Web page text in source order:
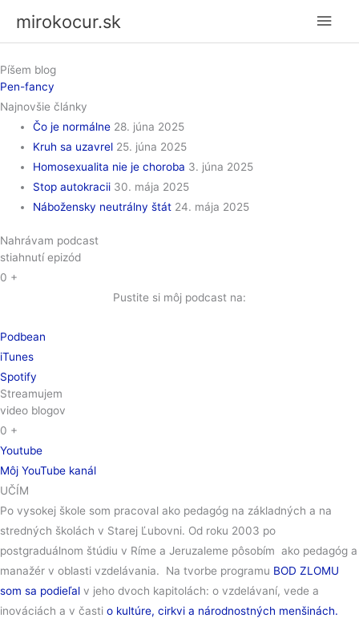
mirokocur.sk
Píšem blog
Pen-fancy
Najnovšie články
Čo je normálne 28. júna 2025
Kruh sa uzavrel 25. júna 2025
Homosexualita nie je choroba 3. júna 2025
Stop autokracii 30. mája 2025
Nábožensky neutrálny štát 24. mája 2025
Nahrávam podcast
stiahnutí epizód
0 +
Pustite si môj podcast na:
Podbean
iTunes
Spotify
Streamujem
video blogov
0 +
Youtube
Môj YouTube kanál
UČÍM
Po vysokej škole som pracoval ako pedagóg na základných a na
stredných školách v Starej Ľubovni. Od roku 2003 po
postgraduálnom štúdiu v Ríme a Jeruzaleme pôsobím ako pedagóg a
manažér v oblasti vzdelávania. Na tvorbe programu BOD ZLOMU
som sa podieľal v jeho dvoch kapitolách: o vzdelávaní, vede a
inováciách a v časti o kultúre, cirkvi a národnostných menšinách.